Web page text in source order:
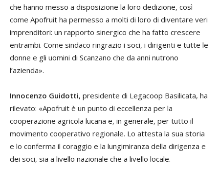
che hanno messo a disposizione la loro dedizione, così
come Apofruit ha permesso a molti di loro di diventare veri
imprenditori: un rapporto sinergico che ha fatto crescere
entrambi. Come sindaco ringrazio i soci, i dirigenti e tutte le
donne e gli uomini di Scanzano che da anni nutrono
l’azienda».
Innocenzo Guidotti, presidente di Legacoop Basilicata, ha
rilevato: «Apofruit è un punto di eccellenza per la
cooperazione agricola lucana e, in generale, per tutto il
movimento cooperativo regionale. Lo attesta la sua storia
e lo conferma il coraggio e la lungimiranza della dirigenza e
dei soci, sia a livello nazionale che a livello locale.